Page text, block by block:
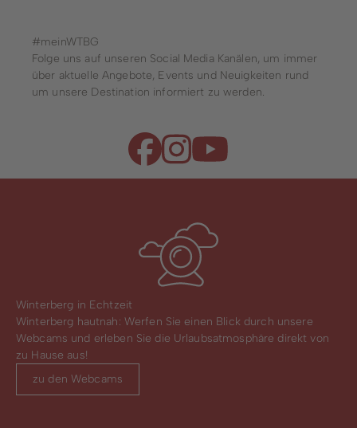
#meinWTBG
Folge uns auf unseren Social Media Kanälen, um immer
über aktuelle Angebote, Events und Neuigkeiten rund
um unsere Destination informiert zu werden.
Winterberg in Echtzeit
Winterberg hautnah: Werfen Sie einen Blick durch unsere
Webcams und erleben Sie die Urlaubsatmosphäre direkt von
zu Hause aus!
zu den Webcams